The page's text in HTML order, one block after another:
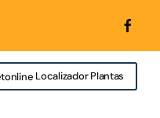
Localizador Plantas